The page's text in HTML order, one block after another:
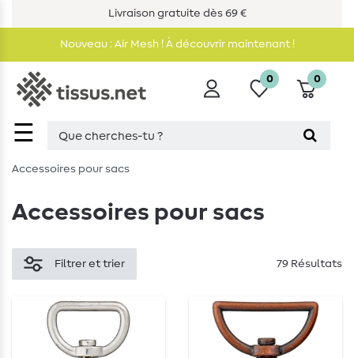
Livraison gratuite dès 69 €
Nouveau : Air Mesh ! À découvrir maintenant !
☰
0 0
Accessoires pour sacs
Accessoires pour sacs
Filtrer et trier 79 Résultats